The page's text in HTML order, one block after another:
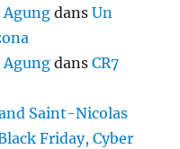
dansUn
dansCR7
Saint-Nicolas
Friday, Cyber